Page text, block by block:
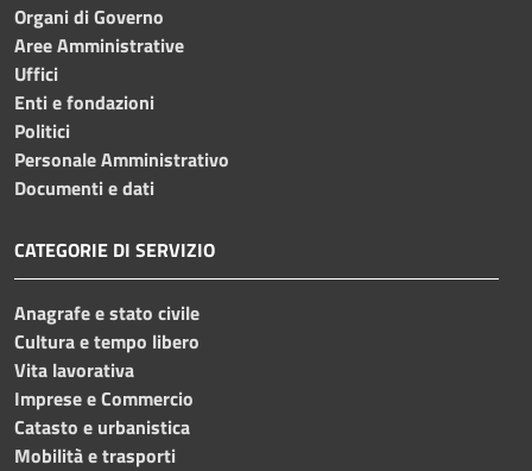
Organi di Governo
Aree Amministrative
Uffici
Enti e fondazioni
Politici
Personale Amministrativo
Documenti e dati
CATEGORIE DI SERVIZIO
Anagrafe e stato civile
Cultura e tempo libero
Vita lavorativa
Imprese e Commercio
Catasto e urbanistica
Mobilità e trasporti